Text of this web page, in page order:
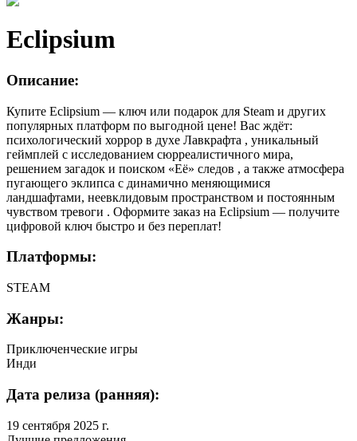
Eclipsium
Описание:
Купите Eclipsium — ключ или подарок для Steam и других
популярных платформ по выгодной цене! Вас ждёт:
психологический хоррор в духе Лавкрафта , уникальный
геймплей с исследованием сюрреалистичного мира,
решением загадок и поиском «Её» следов , а также атмосфера
пугающего эклипса с динамично меняющимися
ландшафтами, неевклидовым пространством и постоянным
чувством тревоги . Оформите заказ на Eclipsium — получите
цифровой ключ быстро и без переплат!
Платформы:
STEAM
Жанры:
Приключенческие игры
Инди
Дата релиза (ранняя):
19 сентября 2025 г.